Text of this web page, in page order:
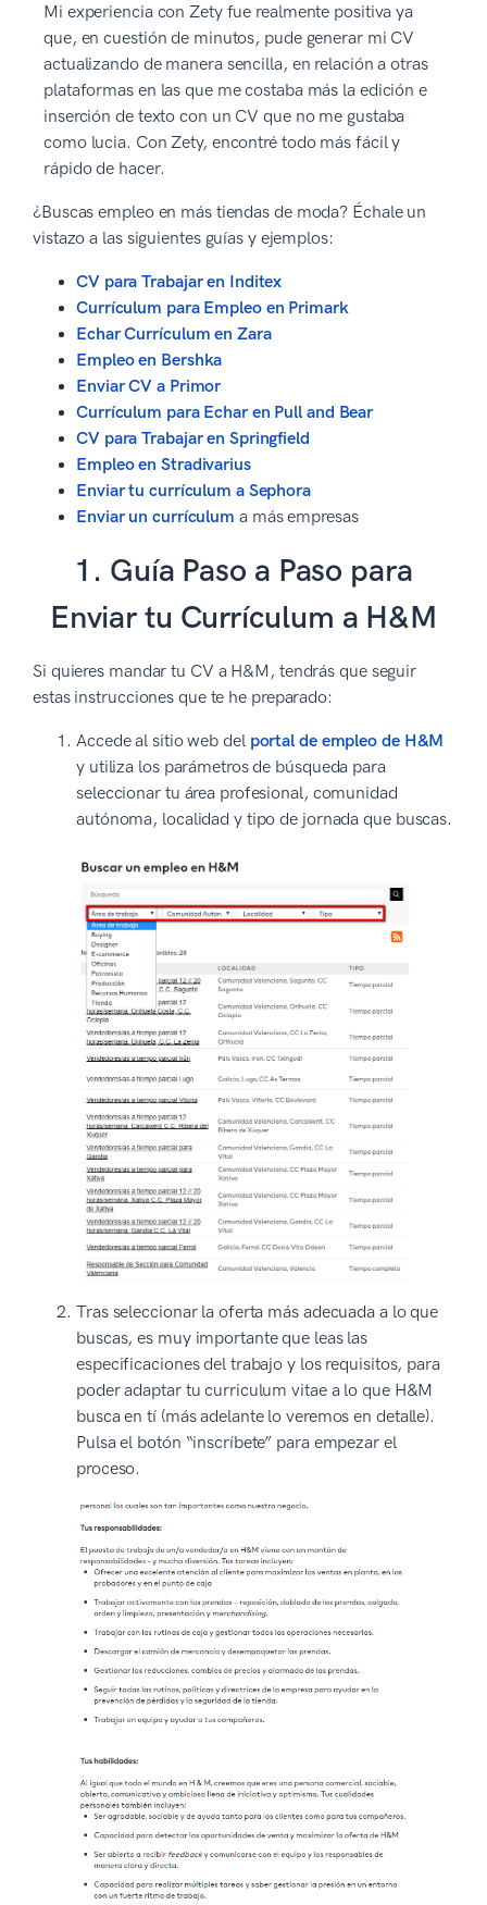
Mi experiencia con Zety fue realmente positiva ya
que, en cuestión de minutos, pude generar mi CV
actualizando de manera sencilla, en relación a otras
plataformas en las que me costaba más la edición e
inserción de texto con un CV que no me gustaba
como lucia. Con Zety, encontré todo más fácil y
rápido de hacer.
¿Buscas empleo en más tiendas de moda? Échale un
vistazo a las siguientes guías y ejemplos:
CV para Trabajar en Inditex
Currículum para Empleo en Primark
Echar Currículum en Zara
Empleo en Bershka
Enviar CV a Primor
Currículum para Echar en Pull and Bear
CV para Trabajar en Springfield
Empleo en Stradivarius
Enviar tu currículum a Sephora
Enviar un currículum a más empresas
1. Guía Paso a Paso para
Enviar tu Currículum a H&M
Si quieres mandar tu CV a H&M, tendrás que seguir
estas instrucciones que te he preparado:
Accede al sitio web del portal de empleo de H&M
y utiliza los parámetros de búsqueda para
seleccionar tu área profesional, comunidad
autónoma, localidad y tipo de jornada que buscas.
Tras seleccionar la oferta más adecuada a lo que
buscas, es muy importante que leas las
especificaciones del trabajo y los requisitos, para
poder adaptar tu curriculum vitae a lo que H&M
busca en tí (más adelante lo veremos en detalle).
Pulsa el botón “inscríbete” para empezar el
proceso.